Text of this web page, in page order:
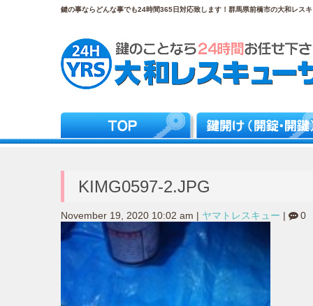
鍵の事ならどんな事でも24時間365日対応致します！群馬県前橋市の大和レス
KIMG0597-2.JPG
November 19, 2020 10:02 am ヤマトレスキュー 0